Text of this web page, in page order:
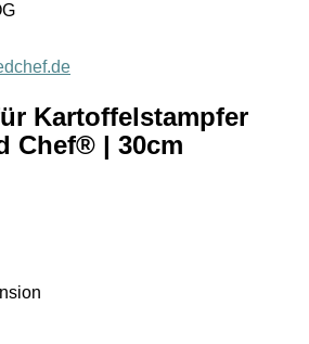
Kartoffelstampfer
Chef® | 30cm